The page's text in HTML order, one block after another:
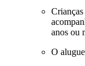
anos ou
O